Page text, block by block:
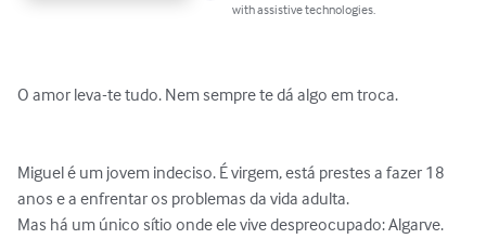
with assistive technologies.
O amor leva-te tudo. Nem sempre te dá algo em troca.
Miguel é um jovem indeciso. É virgem, está prestes a fazer 18
anos e a enfrentar os problemas da vida adulta.
Mas há um único sítio onde ele vive despreocupado: Algarve.